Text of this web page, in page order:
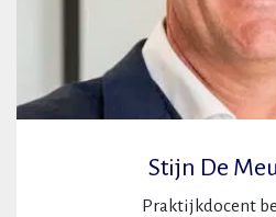
Stijn De
Praktijkdocent